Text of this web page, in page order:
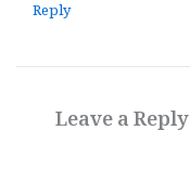
Reply
Leave a Reply